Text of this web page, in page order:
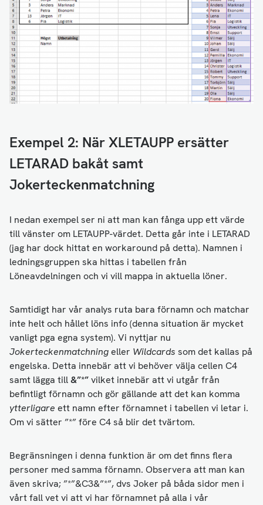
Exempel 2: När XLETAUPP ersätter
LETARAD bakåt samt
Jokerteckenmatchning
I nedan exempel ser ni att man kan fånga upp ett värde
till vänster om LETAUPP-värdet. Detta går inte i LETARAD
(jag har dock hittat en workaround på detta). Namnen i
ledningsgruppen ska hittas i tabellen från
Löneavdelningen och vi vill mappa in aktuella löner.
Samtidigt har vår analys ruta bara förnamn och matchar
inte helt och hållet löns info (denna situation är mycket
vanligt pga egna system). Vi nyttjar nu
Jokerteckenmatchningeller Wildcards som det kallas på
engelska. Detta innebär att vi behöver välja cellen C4
samt lägga till&”*”vilket innebär att vi utgår från
befintligt förnamn och gör gällande att det kan komma
ytterligare ett namn efter förnamnet i tabellen vi letar i.
Om vi sätter ”*” före C4 så blir det tvärtom.
Begränsningen i denna funktion är om det finns flera
personer med samma förnamn. Observera att man kan
även skriva; ”*”&C3&”*”, dvs Joker på båda sidor men i
vårt fall vet vi att vi har förnamnet på alla i vår